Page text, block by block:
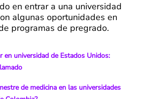
en entrar a una universidad
algunas oportunidades en
programas de pregrado.
en universidad de Estados Unidos:
de medicina en las universidades